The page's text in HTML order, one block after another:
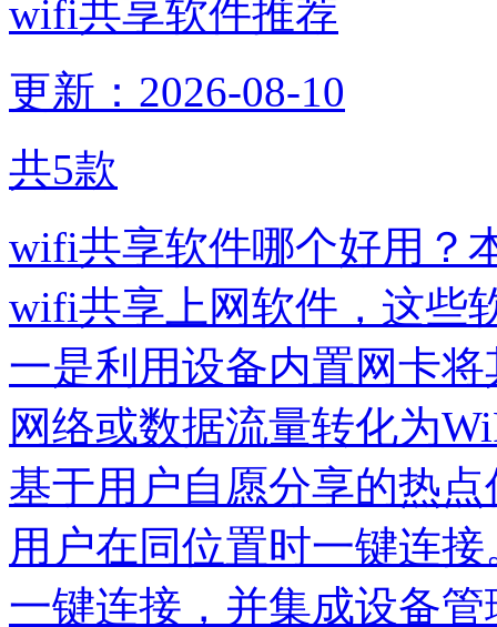
wifi共享软件推荐
更新：2026-08-10
共5款
wifi共享软件哪个好用？
wifi共享上网软件，这些
一是利用设备内置网卡
网络或数据流量转化为
基于用户自愿分享的热
用户在同位置时一键连
一键连接，并集成设备